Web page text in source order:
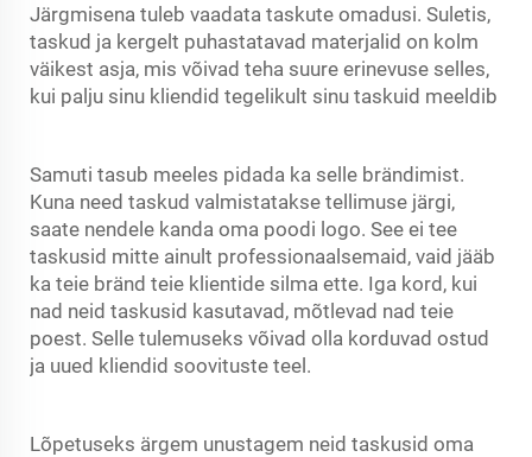
Järgmisena tuleb vaadata taskute omadusi. Suletis,
taskud ja kergelt puhastatavad materjalid on kolm
väikest asja, mis võivad teha suure erinevuse selles,
kui palju sinu kliendid tegelikult sinu taskuid meeldib
Samuti tasub meeles pidada ka selle brändimist.
Kuna need taskud valmistatakse tellimuse järgi,
saate nendele kanda oma poodi logo. See ei tee
taskusid mitte ainult professionaalsemaid, vaid jääb
ka teie bränd teie klientide silma ette. Iga kord, kui
nad neid taskusid kasutavad, mõtlevad nad teie
poest. Selle tulemuseks võivad olla korduvad ostud
ja uued kliendid soovituste teel.
Lõpetuseks ärgem unustagem neid taskusid oma